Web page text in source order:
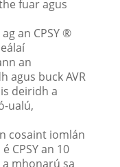
fuar agus
an CPSY ®
an
agus buck AVR
deiridh a
ualú,
cosaint iomlán
CPSY an 10
mhonarú sa